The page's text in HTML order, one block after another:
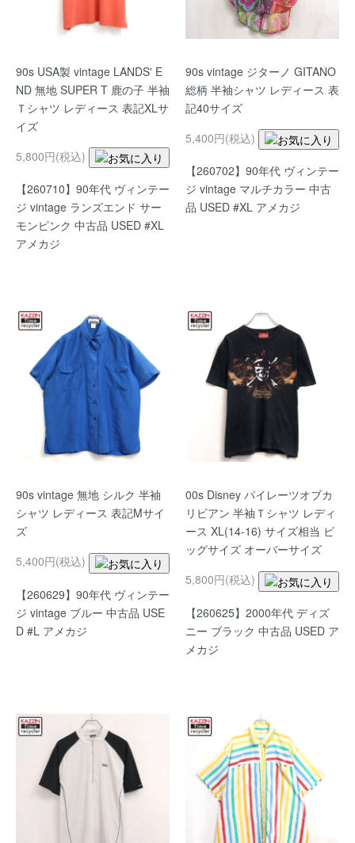
90s USA製 vintage LANDS' E
ND 無地 SUPER T 鹿の子 半袖
Ｔシャツ レディース 表記XLサ
イズ
5,800円(税込)
【260710】90年代 ヴィンテー
ジ vintage ランズエンド サー
モンピンク 中古品 USED #XL
アメカジ
90s vintage ジターノ GITANO
総柄 半袖シャツ レディース 表
記40サイズ
5,400円(税込)
【260702】90年代 ヴィンテー
ジ vintage マルチカラー 中古
品 USED #XL アメカジ
90s vintage 無地 シルク 半袖
シャツ レディース 表記Mサイ
ズ
5,400円(税込)
【260629】90年代 ヴィンテー
ジ vintage ブルー 中古品 USE
D #L アメカジ
00s Disney パイレーツオブカ
リビアン 半袖Ｔシャツ レディ
ース XL(14-16) サイズ相当 ビ
ッグサイズ オーバーサイズ
5,800円(税込)
【260625】2000年代 ディズ
ニー ブラック 中古品 USED ア
メカジ